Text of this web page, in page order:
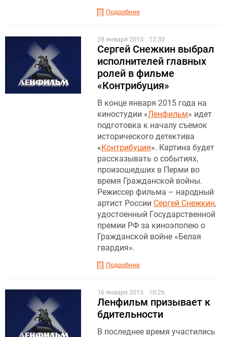
Подробнее
28 января 2015 12:33
Сергей Снежкин выбрал
исполнителей главных
ролей в фильме
«Контрибуция»
В конце января 2015 года на
киностудии «Ленфильм» идет
подготовка к началу съемок
исторического детектива
«Контрибуция». Картина будет
рассказывать о событиях,
произошедших в Перми во
время Гражданской войны.
Режиссер фильма – народный
артист России Сергей Снежкин,
удостоенный Государственной
премии РФ за киноэпопею о
Гражданской войне «Белая
гвардия».
Подробнее
16 января 2015 10:26
Ленфильм призывает к
бдительности
В последнее время участились